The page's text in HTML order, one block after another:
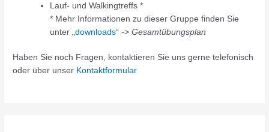
Lauf- und Walkingtreffs *
* Mehr Informationen zu dieser Gruppe finden Sie
unter „ downloads“ -> Gesamtübungsplan
Haben Sie noch Fragen, kontaktieren Sie uns gerne telefonisch
oder über unser Kontaktformular